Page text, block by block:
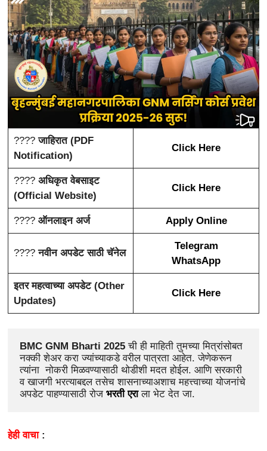
????जाहिरात (PDF
Notification)
Click Here
???? अधिकृत वेबसाइट
(Official Website)
Click Here
????️ ऑनलाइन अर्ज Apply Online
????नवीन अपडेट साठी चॅनेल
Telegram
WhatsApp
इतर महत्वाच्या अपडेट (Other
Updates)
Click Here
BMC GNM Bharti 2025 ची ही माहिती तुमच्या मित्रांसोबत
नक्की शेअर करा ज्यांच्याकडे वरील पात्रता आहेत. जेणेकरून
त्यांना  नोकरी मिळवण्यासाठी थोडीशी मदत होईल. आणि सरकारी
व खाजगी भरत्याबद्दल तसेच शासनाच्याअशाच महत्त्वाच्या योजनांचे
अपडेट पाहण्यासाठी रोज भरती एरा ला भेट देत जा.
हेही वाचा :